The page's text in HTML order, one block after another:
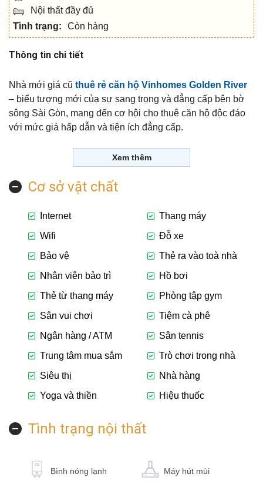
Nội thất đầy đủ
Tình trạng:
Còn hàng
Thông tin chi tiết
Nhà mới giá cũ thuê rẻ căn hộ Vinhomes Golden River
– biểu tượng mới của sự sang trọng và đẳng cấp bên bờ
sông Sài Gòn, mang đến cơ hội cho thuê căn hộ độc đáo
với mức giá hấp dẫn và tiện ích đẳng cấp.
Xem thêm
Cơ sở vật chất
Internet
Thang máy
Wifi
Đỗ xe
Bảo vệ
Thẻ ra vào toà nhà
Nhân viên bảo trì
Hồ bơi
Thẻ từ thang máy
Phòng tập gym
Sân vui chơi
Tiệm cà phê
Ngân hàng / ATM
Sân tennis
Trung tâm mua sắm
Trò chơi trong nhà
Siêu thị
Nhà hàng
Yoga và thiền
Hiệu thuốc
Tình trạng nội thất
Bình nóng lạnh Máy hút mùi